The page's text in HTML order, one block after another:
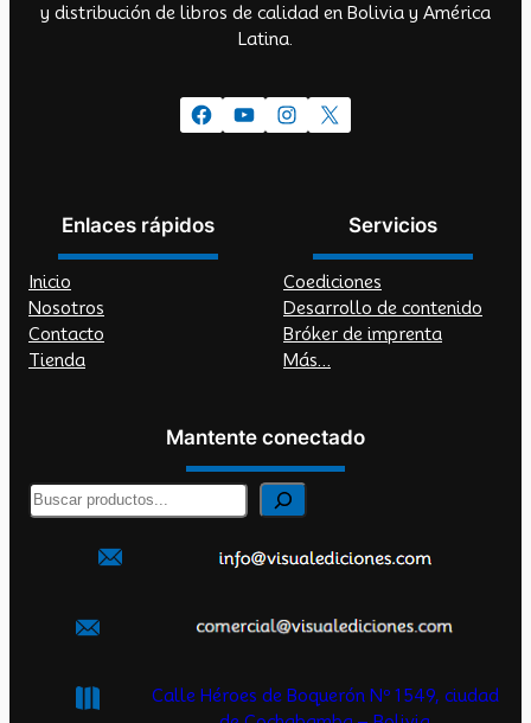
y distribución de libros de calidad en Bolivia y América
Latina.
Facebook YouTube Instagram X
Enlaces rápidos
Inicio
Nosotros
Contacto
Tienda
Servicios
Coediciones
Desarrollo de contenido
Bróker de imprenta
Más…
Mantente conectado
B
Calle Héroes de Boquerón Nº 1549, ciudad